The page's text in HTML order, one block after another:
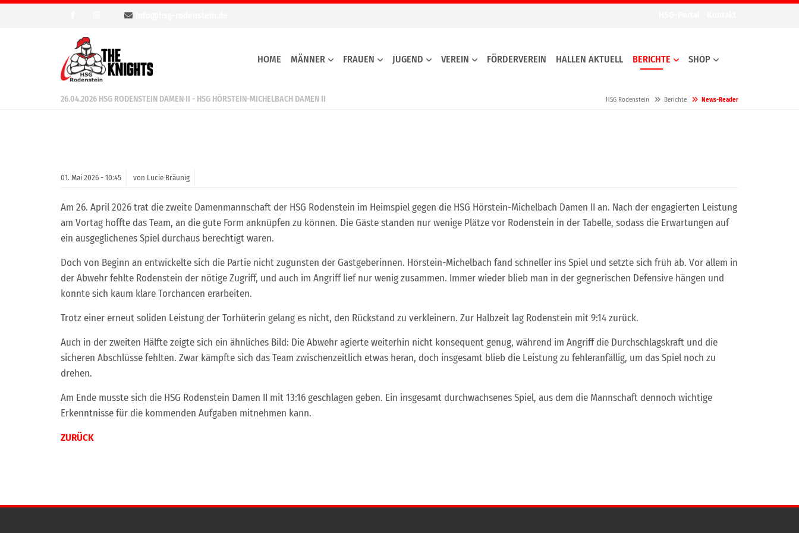
HOME MÄNNER FRAUEN JUGEND VEREIN FÖRDERVEREIN HALLEN AKTUELL BERICHTE SHOP
26.04.2026 HSG RODENSTEIN DAMEN II - HSG HÖRSTEIN-MICHELBACH DAMEN II HSG Rodenstein Berichte News-Reader
01. Mai 2026 - 10:45 von Lucie Bräunig
Am 26. April 2026 trat die zweite Damenmannschaft der HSG Rodenstein im Heimspiel gegen die HSG Hörstein-Michelbach Damen II an. Nach der engagierten Leistung
am Vortag hoffte das Team, an die gute Form anknüpfen zu können. Die Gäste standen nur wenige Plätze vor Rodenstein in der Tabelle, sodass die Erwartungen auf
ein ausgeglichenes Spiel durchaus berechtigt waren.
Doch von Beginn an entwickelte sich die Partie nicht zugunsten der Gastgeberinnen. Hörstein-Michelbach fand schneller ins Spiel und setzte sich früh ab. Vor allem in
der Abwehr fehlte Rodenstein der nötige Zugriff, und auch im Angriff lief nur wenig zusammen. Immer wieder blieb man in der gegnerischen Defensive hängen und
konnte sich kaum klare Torchancen erarbeiten.
Trotz einer erneut soliden Leistung der Torhüterin gelang es nicht, den Rückstand zu verkleinern. Zur Halbzeit lag Rodenstein mit 9:14 zurück.
Auch in der zweiten Hälfte zeigte sich ein ähnliches Bild: Die Abwehr agierte weiterhin nicht konsequent genug, während im Angriff die Durchschlagskraft und die
sicheren Abschlüsse fehlten. Zwar kämpfte sich das Team zwischenzeitlich etwas heran, doch insgesamt blieb die Leistung zu fehleranfällig, um das Spiel noch zu
drehen.
Am Ende musste sich die HSG Rodenstein Damen II mit 13:16 geschlagen geben. Ein insgesamt durchwachsenes Spiel, aus dem die Mannschaft dennoch wichtige
Erkenntnisse für die kommenden Aufgaben mitnehmen kann.
ZURÜCK